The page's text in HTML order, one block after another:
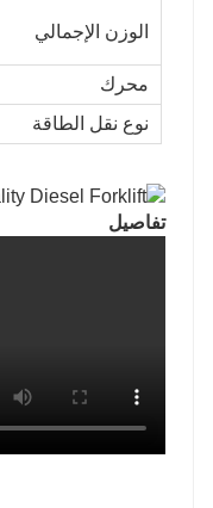
الوزن الإجمالي
محرك
نوع نقل الطاقة
تفاصيل